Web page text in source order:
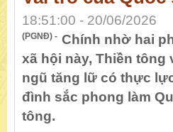
18:51:00 - 20/06/2026
(PGNĐ) - Chính nhờ hai
xã hội này, Thiền tông
ngũ tăng lữ có thực
đình sắc phong làm
tông.